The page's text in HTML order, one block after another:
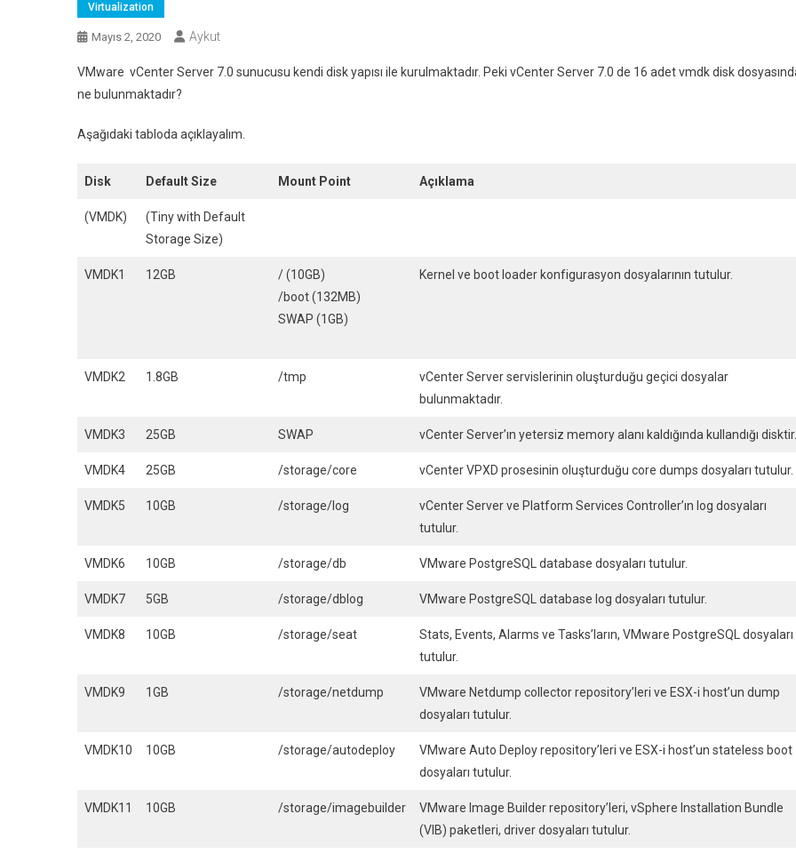
Virtualization
Mayıs 2, 2020 Aykut
VMware vCenter Server 7.0 sunucusu kendi disk yapısı ile kurulmaktadır. Peki vCenter Server 7.0 de 16 adet vmdk disk
ne bulunmaktadır?
Aşağıdaki tabloda açıklayalım.
Disk Default Size Mount Point Açıklama
(VMDK)
(Tiny with Default
Storage Size)
VMDK1 12GB
/ (10GB)
/boot (132MB)
SWAP (1GB)
Kernel ve boot loader konfigurasyon dosyalarının tutulur.
VMDK2 1.8GB /tmp
vCenter Server servislerinin oluşturduğu geçici dosyalar
bulunmaktadır.
VMDK3 25GB SWAP vCenter Server’ın yetersiz memory alanı kaldığında kullandığı disktir.
VMDK4 25GB /storage/core vCenter VPXD prosesinin oluşturduğu core dumps dosyaları tutulur.
VMDK5 10GB /storage/log
vCenter Server ve Platform Services Controller’ın log dosyaları
tutulur.
VMDK6 10GB /storage/db VMware PostgreSQL database dosyaları tutulur.
VMDK7 5GB /storage/dblog VMware PostgreSQL database log dosyaları tutulur.
VMDK8 10GB /storage/seat
Stats, Events, Alarms ve Tasks’ların, VMware PostgreSQL dosyaları
tutulur.
VMDK9 1GB /storage/netdump
VMware Netdump collector repository’leri ve ESX-i host’un dump
dosyaları tutulur.
VMDK10 10GB /storage/autodeploy
VMware Auto Deploy repository’leri ve ESX-i host’un stateless boot
dosyaları tutulur.
VMDK11 10GB /storage/imagebuilder
VMware Image Builder repository’leri, vSphere Installation Bundle
(VIB) paketleri, driver dosyaları tutulur.